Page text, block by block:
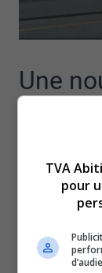
Une
TVA
pour